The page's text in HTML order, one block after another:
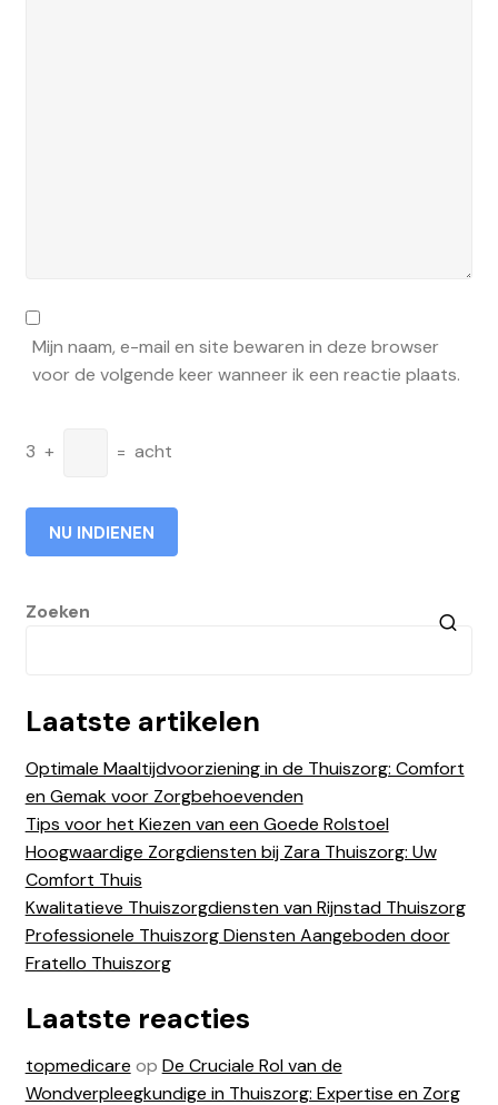
Mijn naam, e-mail en site bewaren in deze browser
voor de volgende keer wanneer ik een reactie plaats.
3 + = acht
Zoeken
Laatste artikelen
Optimale Maaltijdvoorziening in de Thuiszorg: Comfort
en Gemak voor Zorgbehoevenden
Tips voor het Kiezen van een Goede Rolstoel
Hoogwaardige Zorgdiensten bij Zara Thuiszorg: Uw
Comfort Thuis
Kwalitatieve Thuiszorgdiensten van Rijnstad Thuiszorg
Professionele Thuiszorg Diensten Aangeboden door
Fratello Thuiszorg
Laatste reacties
topmedicare op De Cruciale Rol van de
Wondverpleegkundige in Thuiszorg: Expertise en Zorg